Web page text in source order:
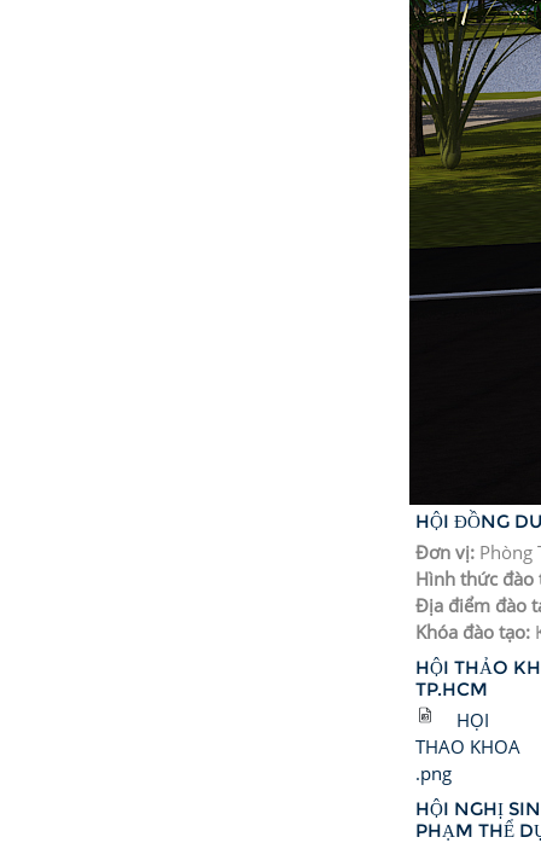
HỘI ĐỒNG
Đơn vị: Phòng
Hình thức đào
Địa điểm đào
Khóa đào tạo:
HỘI THẢO
TP.HCM
HỌI
THAO KHOA
.png
HỘI NGHỊ
PHẠM THỂ